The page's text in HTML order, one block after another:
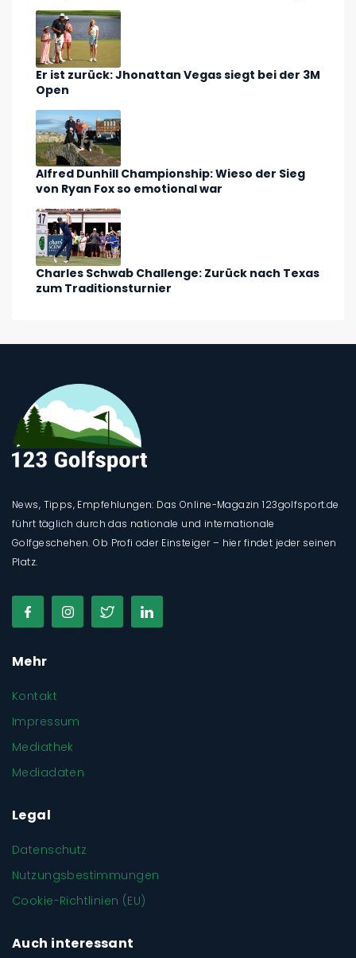
Er ist zurück: Jhonattan Vegas siegt bei der 3M
Open
Alfred Dunhill Championship: Wieso der Sieg
von Ryan Fox so emotional war
Charles Schwab Challenge: Zurück nach Texas
zum Traditionsturnier
News, Tipps, Empfehlungen: Das Online-Magazin 123golfsport.de
führt täglich durch das nationale und internationale
Golfgeschehen. Ob Profi oder Einsteiger – hier findet jeder seinen
Platz.
Mehr
Kontakt
Impressum
Mediathek
Mediadaten
Legal
Datenschutz
Nutzungsbestimmungen
Cookie-Richtlinien (EU)
Auch interessant